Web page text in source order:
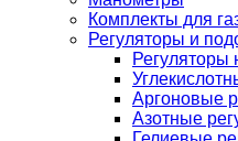
Комплекты для
Регуляторы и
Регуляторы
Аргоновые
Азотные